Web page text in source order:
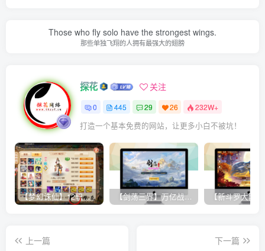
Those who fly solo have the strongest wings.
那些单独飞翔的人拥有最强大的翅膀
探花 关注
0 445 29 26 232W+
打造一个基本免费的网站，让更多小白不被坑！
【梦幻诛仙】12职业魔改电玩版+双端+后台+视频教程 【剑荡三界】万亿战力 win一键端+双端带教程+运营后台+授权GM后台+完美开服商业端
上一篇
下一篇